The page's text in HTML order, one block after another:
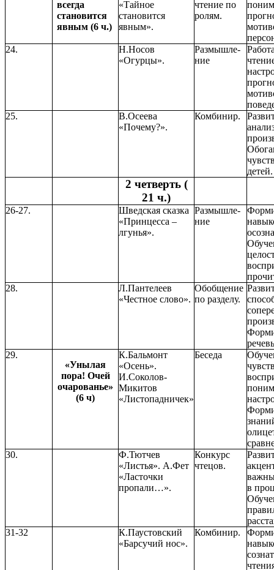
всегда
становится
явным (6 ч.)
«Тайное
становится
явным».
чтение по
ролям.
24.
Н.Носов
«Огурцы».
Размышле-
ние
25.
В.Осеева
«Почему?».
Комбинир.
детей.
2 четверть (
21 ч.)
26-27.
Шведская сказка
«Принцесса –
лгунья».
Размышле-
ние
28.
Л.Пантелеев
«Честное слово».
Обобщение
по разделу.
29.
«Унылая
пора! Очей
очарованье»
(6 ч)
К.Бальмонт
«Осень».
И.Соколов-
Микитов
«Листопадничек»
Беседа
30.
Ф.Тютчев
«Листья». А.Фет
«Ласточки
пропали…».
Конкурс
чтецов.
в
31-32
К.Паустовский
«Барсучий нос».
Комбинир.